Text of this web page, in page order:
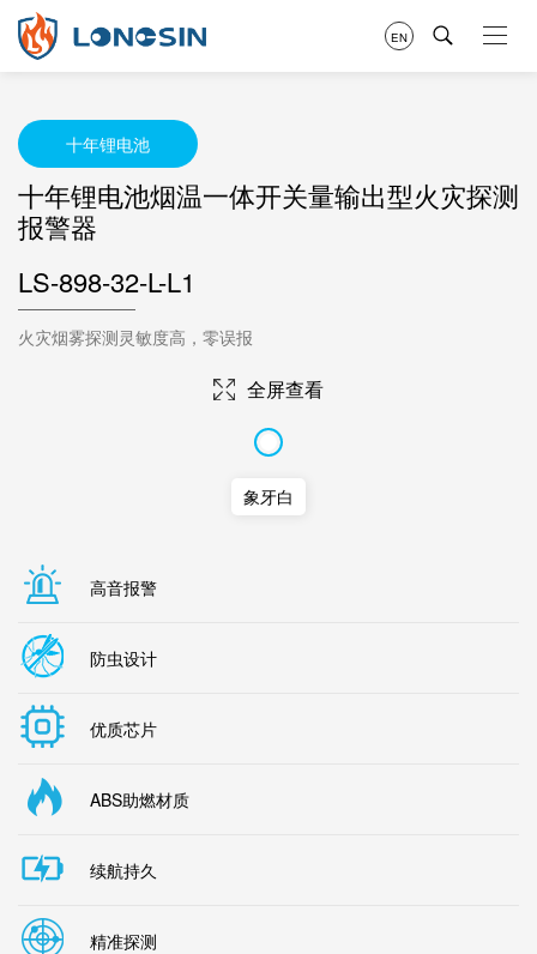
EN
十年锂电池
十年锂电池烟温一体开关量输出型火灾探测
报警器
LS-898-32-L-L1
火灾烟雾探测灵敏度高，零误报
全屏查看
象牙白
高音报警
防虫设计
优质芯片
ABS助燃材质
续航持久
精准探测